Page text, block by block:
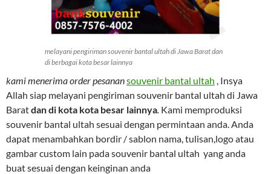
melayani pengiriman souvenir bantal ultah di Jawa Barat dan
di berbagai kota besar lainnya
kami menerima order pesanansouvenir bantal ultah , Insya
Allah siap melayani pengiriman souvenir bantal ultah di Jawa
Baratdan di kota kota besar lainnya. Kami memproduksi
souvenir bantal ultah sesuai dengan permintaan anda. Anda
dapat menambahkan bordir / sablon nama, tulisan,logo atau
gambar custom lain pada souvenir bantal ultah yang anda
buat sesuai dengan keinginan anda